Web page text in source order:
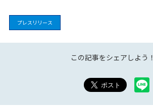
プレスリリース
この記事をシェアしよう！